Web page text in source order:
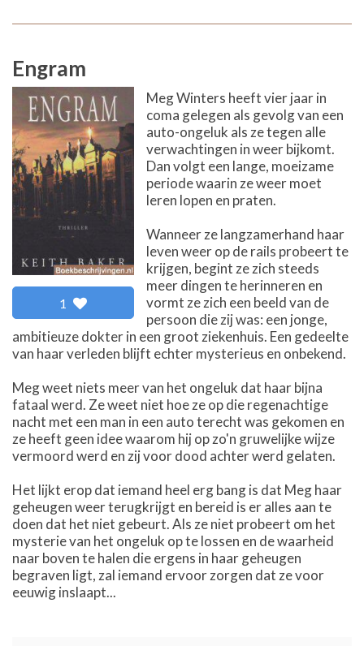
Engram
1
Meg Winters heeft vier jaar in
coma gelegen als gevolg van een
auto-ongeluk als ze tegen alle
verwachtingen in weer bijkomt.
Dan volgt een lange, moeizame
periode waarin ze weer moet
leren lopen en praten.
Wanneer ze langzamerhand haar
leven weer op de rails probeert te
krijgen, begint ze zich steeds
meer dingen te herinneren en
vormt ze zich een beeld van de
persoon die zij was: een jonge,
ambitieuze dokter in een groot ziekenhuis. Een gedeelte
van haar verleden blijft echter mysterieus en onbekend.
Meg weet niets meer van het ongeluk dat haar bijna
fataal werd. Ze weet niet hoe ze op die regenachtige
nacht met een man in een auto terecht was gekomen en
ze heeft geen idee waarom hij op zo'n gruwelijke wijze
vermoord werd en zij voor dood achter werd gelaten.
Het lijkt erop dat iemand heel erg bang is dat Meg haar
geheugen weer terugkrijgt en bereid is er alles aan te
doen dat het niet gebeurt. Als ze niet probeert om het
mysterie van het ongeluk op te lossen en de waarheid
naar boven te halen die ergens in haar geheugen
begraven ligt, zal iemand ervoor zorgen dat ze voor
eeuwig inslaapt...